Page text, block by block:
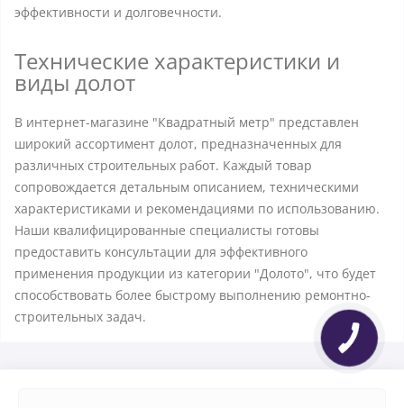
эффективности и долговечности.
Технические характеристики и
виды долот
В интернет-магазине "Квадратный метр" представлен
широкий ассортимент долот, предназначенных для
различных строительных работ. Каждый товар
сопровождается детальным описанием, техническими
характеристиками и рекомендациями по использованию.
Наши квалифицированные специалисты готовы
предоставить консультации для эффективного
применения продукции из категории "Долото", что будет
способствовать более быстрому выполнению ремонтно-
строительных задач.